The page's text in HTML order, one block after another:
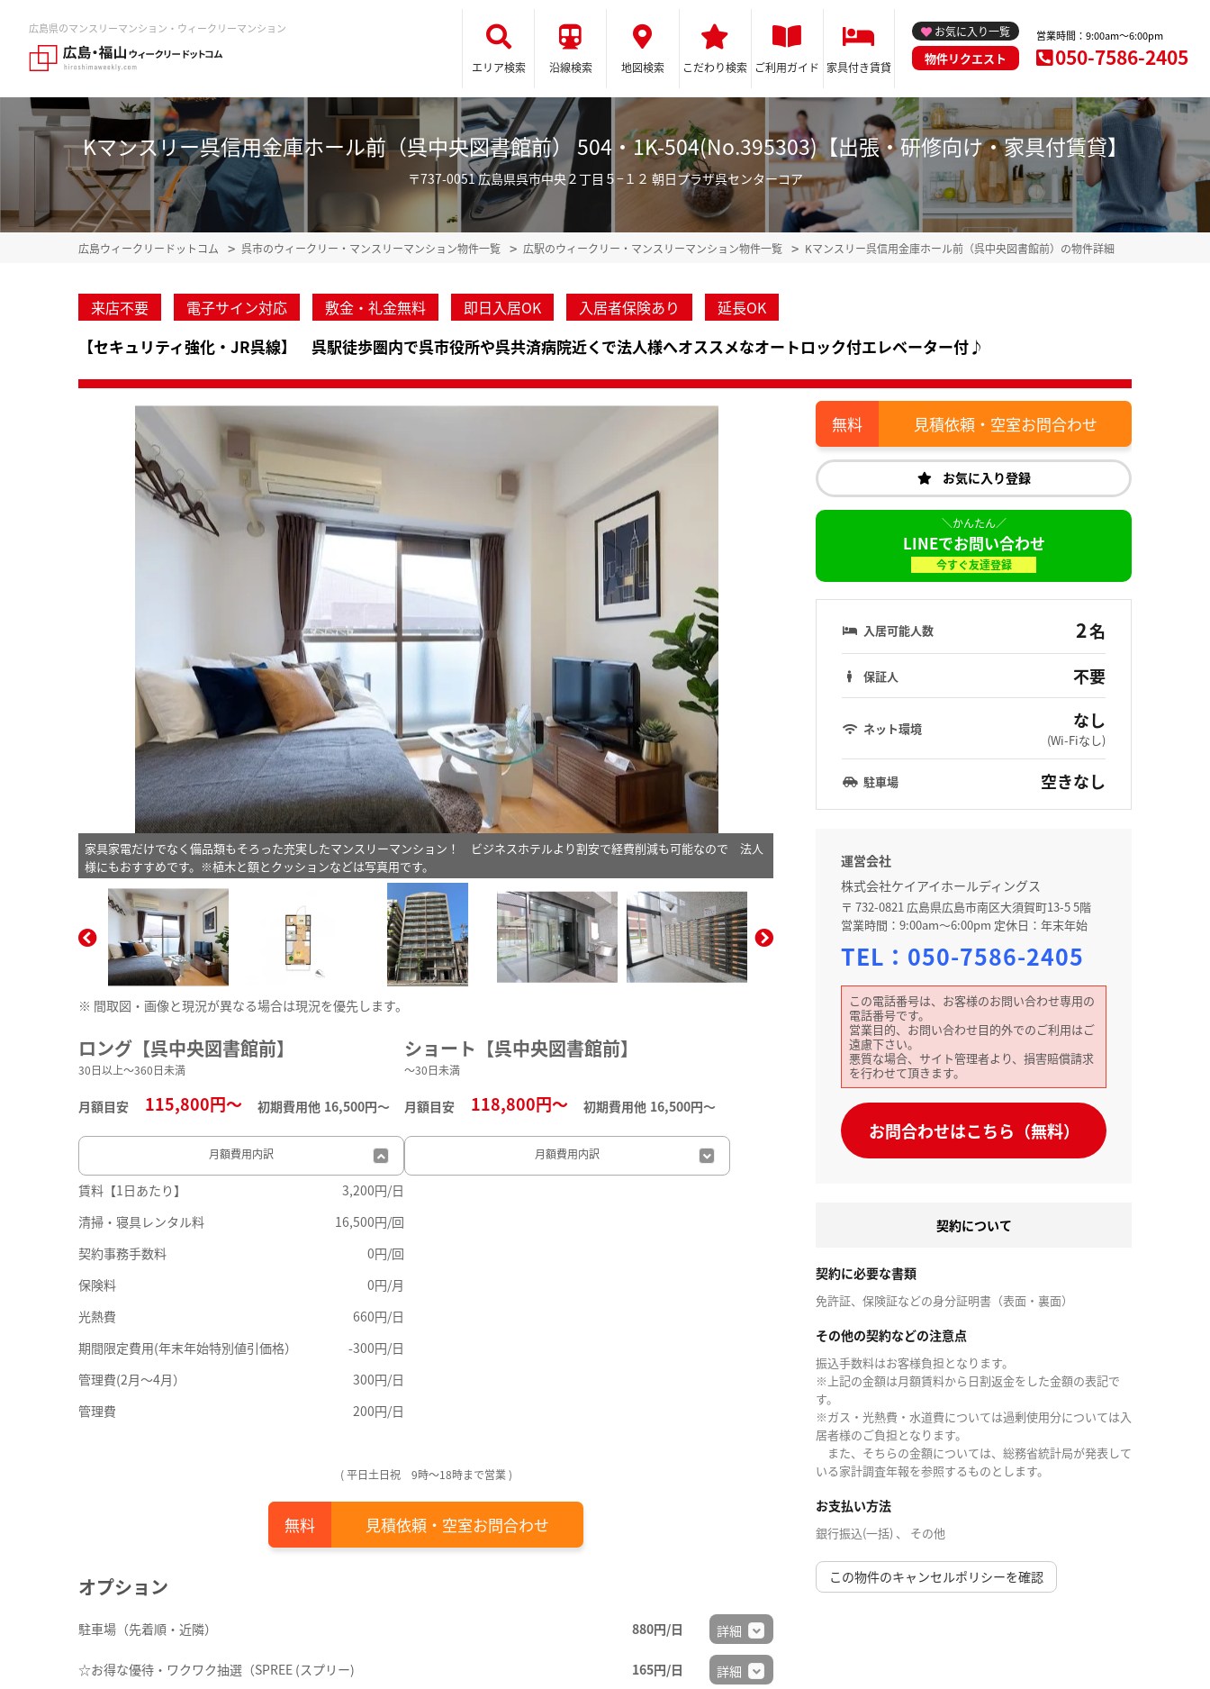
広島県のマンスリーマンション・ウィークリーマンション
エリア検索 沿線検索 地図検索 こだわり検索 ご利用ガイド 家具付き賃貸
お気に入り一覧
物件リクエスト
営業時間：9:00am～6:00pm
050-7586-2405
Kマンスリー呉信用金庫ホール前（呉中央図書館前） 504・1K-504(No.395303)【出張・研修向け・家具付賃貸】
〒737-0051 広島県呉市中央２丁目５−１２ 朝日プラザ呉センターコア
広島ウィークリードットコム 呉市のウィークリー・マンスリーマンション物件一覧 広駅のウィークリー・マンスリーマンション物件一覧 Kマンスリー呉信用金庫ホール前（呉中央図書館前）の物件詳細
来店不要 電子サイン対応 敷金・礼金無料 即日入居OK 入居者保険あり 延長OK
【セキュリティ強化・JR呉線】 呉駅徒歩圏内で呉市役所や呉共済病院近くで法人様へオススメなオートロック付エレベーター付♪
家具家電だけでなく備品類もそろった充実したマンスリーマンション！ ビジネスホテルより割安で経費削減も可能なので 法人
様にもおすすめです。※植木と額とクッションなどは写真用です。
※ 間取図・画像と現況が異なる場合は現況を優先します。
ロング【呉中央図書館前】
30日以上～360日未満
月額目安 115,800円～ 初期費用他 16,500円〜
月額費用内訳
賃料【1日あたり】
3,200円/日
清掃・寝具レンタル料
16,500円/回
契約事務手数料
0円/回
保険料
0円/月
光熱費
660円/日
期間限定費用(年末年始特別値引価格）
-300円/日
管理費(2月～4月）
300円/日
管理費
200円/日
ショート【呉中央図書館前】
～30日未満
月額目安 118,800円～ 初期費用他 16,500円〜
月額費用内訳
( 平日土日祝 9時～18時まで営業 )
見積依頼・空室お問合わせ
オプション
駐車場（先着順・近隣） 880円/日 詳細
☆お得な優待・ワクワク抽選（SPREE (スプリー) 165円/日 詳細
見積依頼・空室お問合わせ
お気に入り登録
LINEでお問い合わせ
今すぐ友達登録
入居可能人数 2名
保証人 不要
ネット環境 なし
(Wi-Fiなし)
駐車場 空きなし
運営会社
株式会社ケイアイホールディングス
〒 732-0821 広島県広島市南区大須賀町13-5 5階
営業時間：9:00am～6:00pm 定休日：年末年始
TEL： 050-7586-2405
この電話番号は、お客様のお問い合わせ専用の
電話番号です。
営業目的、お問い合わせ目的外でのご利用はご
遠慮下さい。
悪質な場合、サイト管理者より、損害賠償請求
を行わせて頂きます。
お問合わせはこちら（無料）
契約について
契約に必要な書類
免許証、保険証などの身分証明書（表面・裏面）
その他の契約などの注意点
振込手数料はお客様負担となります。
※上記の金額は月額賃料から日割返金をした金額の表記で
す。
※ガス・光熱費・水道費については過剰使用分については入
居者様のご負担となります。
また、そちらの金額については、総務省統計局が発表して
いる家計調査年報を参照するものとします。
お支払い方法
銀行振込(一括) 、 その他
この物件のキャンセルポリシーを確認